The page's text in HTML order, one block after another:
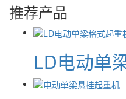
推荐产品
LD电动单